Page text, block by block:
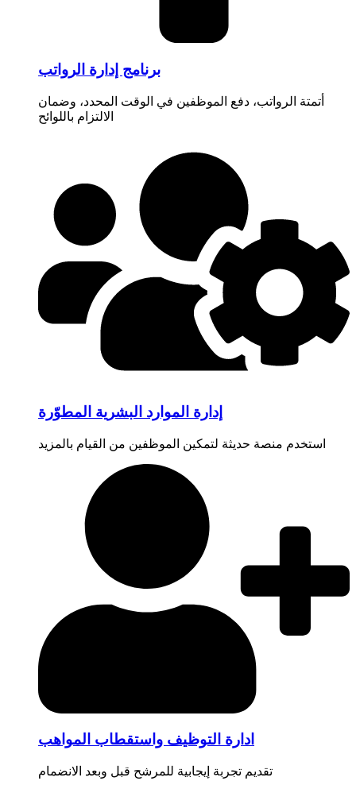
برنامج إدارة الرواتب
أتمتة الرواتب، دفع الموظفين في الوقت المحدد، وضمان
الالتزام باللوائح
إدارة الموارد البشرية المطوّرة
استخدم منصة حديثة لتمكين الموظفين من القيام بالمزيد
ادارة التوظيف واستقطاب المواهب
تقديم تجربة إيجابية للمرشح قبل وبعد الانضمام